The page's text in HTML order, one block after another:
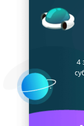
4